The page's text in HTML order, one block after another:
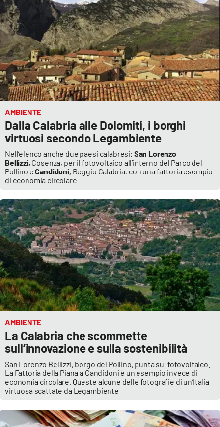
Lacplay.it
Lactv.it
Laconair.it
Lacitymag.it
Lacapitalenews.it
Ilreggino.it
Cosenzachannel.it
Ilvibonese.it
Catanzarochannel.it
APP
Android
Apple
AMBIENTE
Dalla Calabria alle Dolomiti, i borghi
virtuosi secondo Legambiente
Nell’elenco anche due paesi calabresi: San Lorenzo
Bellizzi, Cosenza, per il fotovoltaico all’interno del Parco del
Pollino eCandidoni, Reggio Calabria, con una fattoria esempio
di economia circolare
AMBIENTE
La Calabria che scommette
sull’innovazione e sulla sostenibilità
San Lorenzo Bellizzi, borgo del Pollino, punta sul fotovoltaico.
La Fattoria della Piana a Candidoni è un esempio invece di
economia circolare. Queste alcune delle fotografie di un’Italia
virtuosa scattate da Legambiente